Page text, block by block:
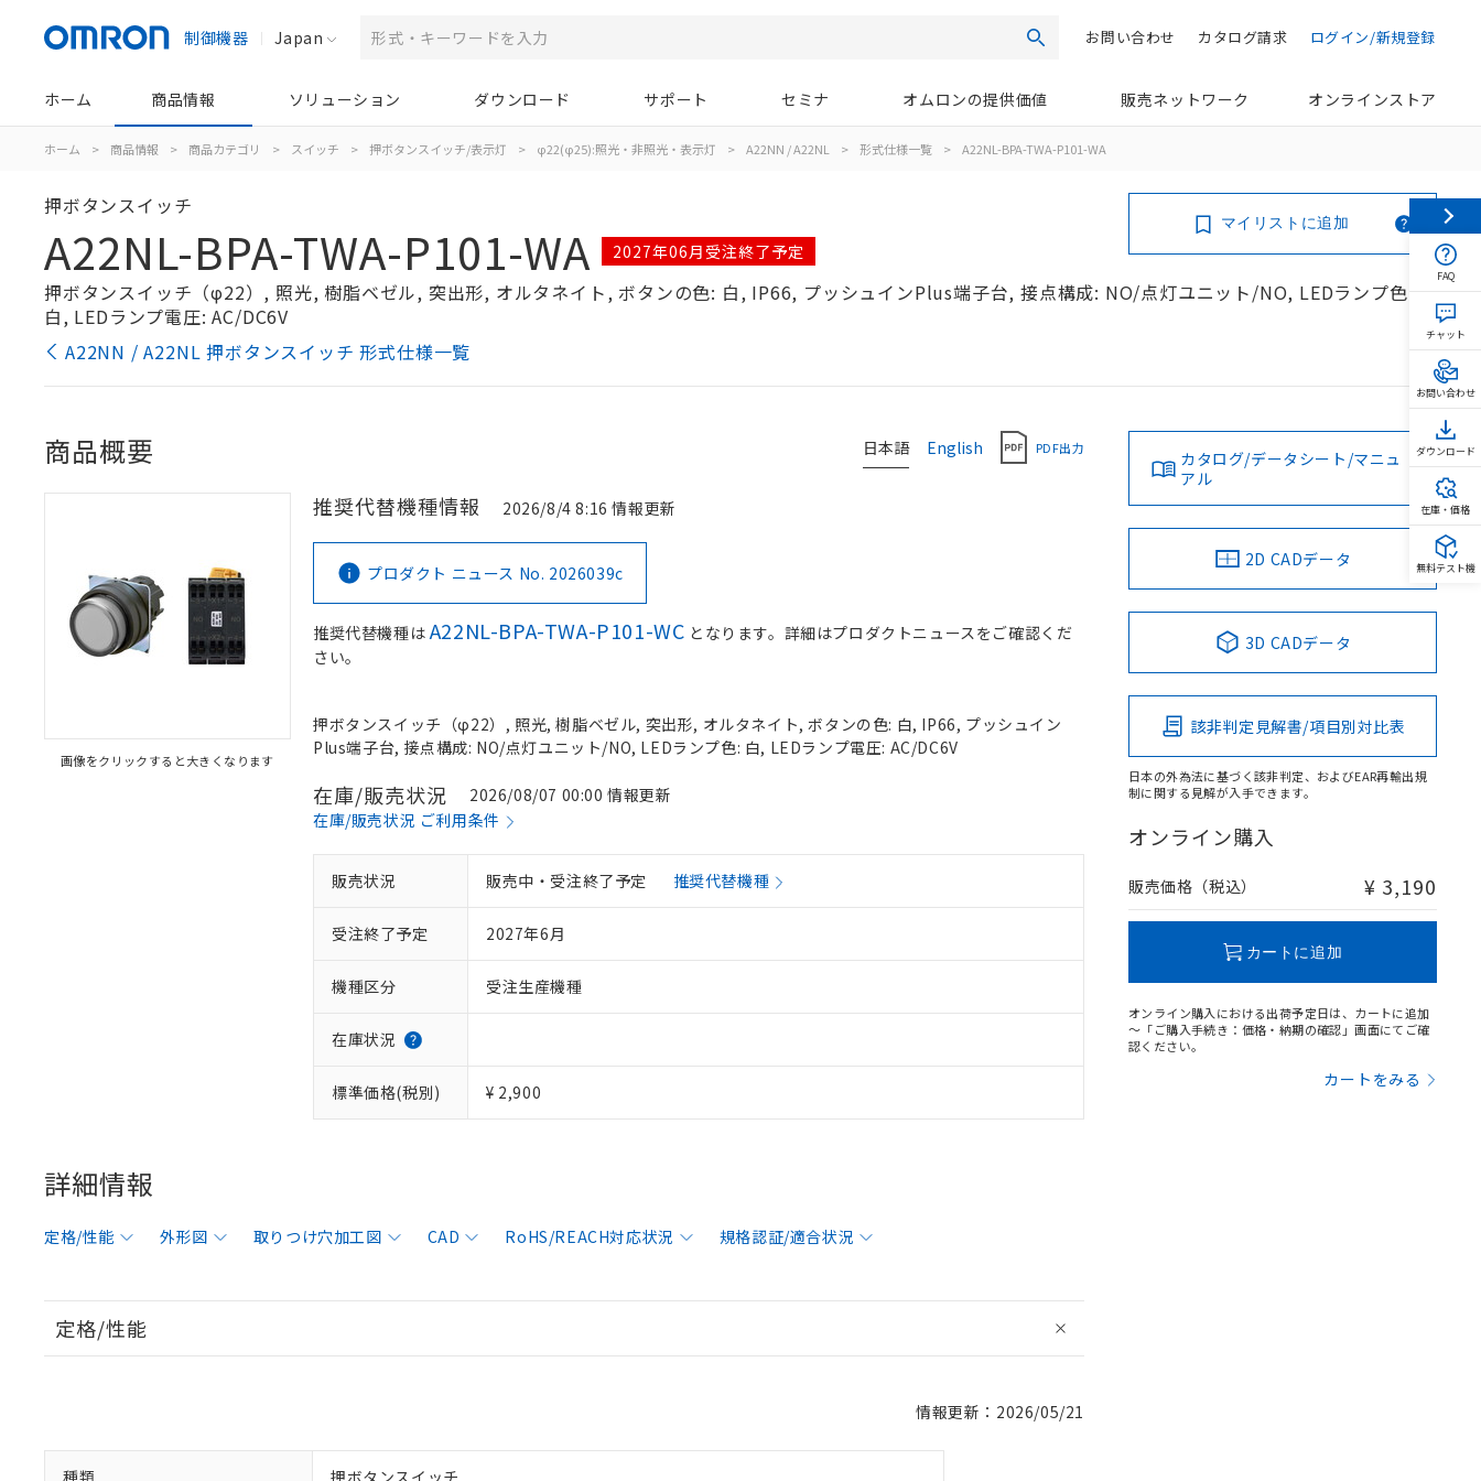
制御機器 Japan 検索 ログイン/新規登録
カタログ請求
お問い合わせ
ホーム 商品情報 ソリューション ダウンロード サポート セミナ オムロンの提供価値 販売ネットワーク オンラインストア
ホーム > 商品情報 > 商品カテゴリ > スイッチ > 押ボタンスイッチ/表示灯 > φ22(φ25):照光・非照光・表示灯 > A22NN / A22NL > 形式仕様一覧 > A22NL-BPA-TWA-P101-WA
押ボタンスイッチ
A22NL-BPA-TWA-P101-WA 2027年06月受注終了予定
押ボタンスイッチ（φ22）, 照光, 樹脂ベゼル, 突出形, オルタネイト, ボタンの色: 白, IP66, プッシュインPlus端子台, 接点構成: NO/点灯ユニット/NO, LEDランプ色:
白, LEDランプ電圧: AC/DC6V
A22NN / A22NL 押ボタンスイッチ 形式仕様一覧
マイリストに追加
日本語 English PDF出力
商品概要
画像をクリックすると大きくなります
推奨代替機種情報 2026/8/4 8:16 情報更新
プロダクト ニュース No. 2026039c
推奨代替機種はA22NL-BPA-TWA-P101-WC となります。詳細はプロダクトニュースをご確認くだ
さい。
押ボタンスイッチ（φ22）, 照光, 樹脂ベゼル, 突出形, オルタネイト, ボタンの色: 白, IP66, プッシュイン
Plus端子台, 接点構成: NO/点灯ユニット/NO, LEDランプ色: 白, LEDランプ電圧: AC/DC6V
在庫/販売状況
2026/08/07 00:00 情報更新
在庫/販売状況 ご利用条件
販売状況 販売中・受注終了予定 推奨代替機種
受注終了予定 2027年6月
機種区分 受注生産機種
在庫状況
標準価格(税別) ¥ 2,900
詳細情報
定格/性能 外形図 取りつけ穴加工図 CAD RoHS/REACH対応状況 規格認証/適合状況
定格/性能
情報更新：2026/05/21
種類 押ボタンスイッチ
カタログ/データシート/マニュ
アル
2D CADデータ
3D CADデータ
該非判定見解書/項目別対比表
日本の外為法に基づく該非判定、およびEAR再輸出規
制に関する見解が入手できます。
オンライン購入
販売価格（税込） ¥ 3,190
カートに追加
オンライン購入における出荷予定日は、カートに追加
～「ご購入手続き：価格・納期の確認」画面にてご確
認ください。
カートをみる
FAQ
チャット
お問い合わせ
ダウンロード
在庫・価格
無料テスト機